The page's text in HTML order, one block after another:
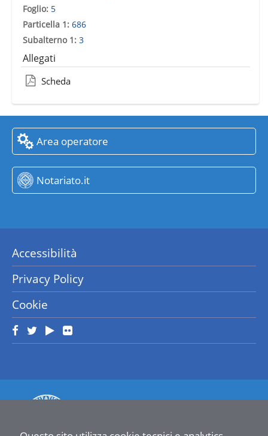
Foglio: 5
Particella 1: 686
Subalterno 1: 3
Allegati
Scheda
Area operatore
Notariato.it
Accessibilità
Privacy Policy
Cookie